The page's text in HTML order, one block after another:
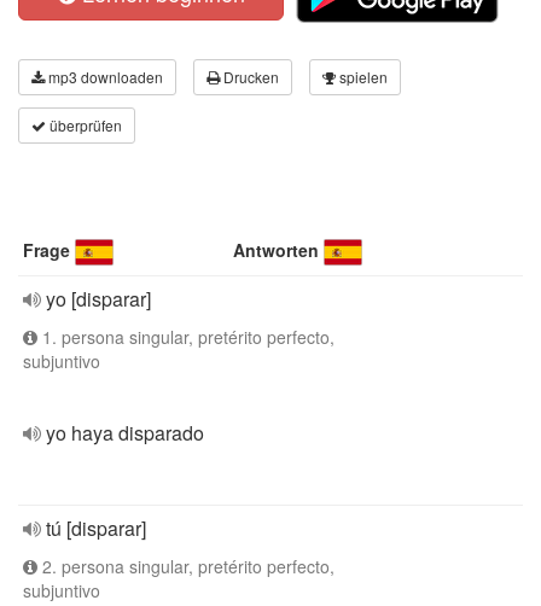
mp3 downloaden Drucken spielen
überprüfen
Frage Antworten
yo [disparar]
1. persona singular, pretérito perfecto,
subjuntivo
yo haya disparado
tú [disparar]
2. persona singular, pretérito perfecto,
subjuntivo